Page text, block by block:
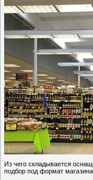
Из чего складывается
подбор под формат магазина.